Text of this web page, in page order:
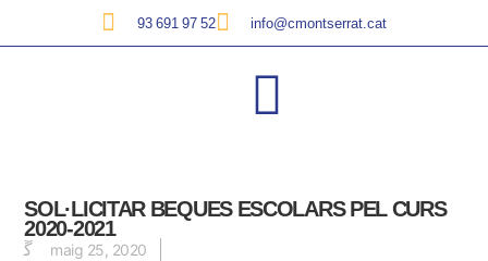
93 691 97 52 info@cmontserrat.cat
SOL·LICITAR BEQUES ESCOLARS PEL CURS
2020-2021
maig 25, 2020